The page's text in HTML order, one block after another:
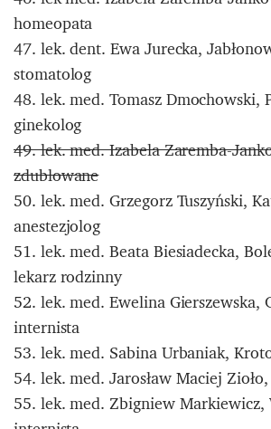
homeopata
47. lek. dent. Ewa Jurecka,
stomatolog
48. lek. med. Tomasz Dmochowski,
ginekolog
49. lek. med. Izabela Zaremba-
zdublowane
50. lek. med. Grzegorz Tuszyński,
anestezjolog
51. lek. med. Beata Biesiadecka,
lekarz rodzinny
52. lek. med. Ewelina Gierszewska,
internista
53. lek. med. Sabina Urbaniak,
54. lek. med. Jarosław Maciej
55. lek. med. Zbigniew Markiewicz,